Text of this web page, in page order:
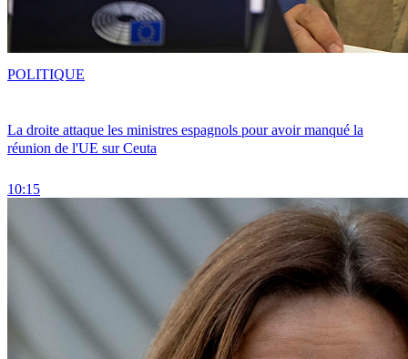
La droite attaque les ministres espagnols pour avoir manqué la
réunion de l'UE sur Ceuta
10:15
POLITIQUE